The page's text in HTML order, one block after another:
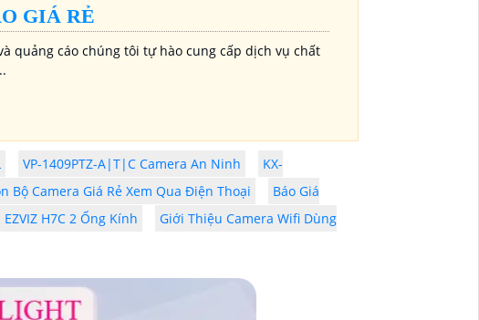
GIÁ RẺ
quảng cáo chúng tôi tự hào cung cấp dịch vụ chất
VP-1409PTZ-A|T|C Camera An Ninh
KX-
Bộ Camera Giá Rẻ Xem Qua Điện Thoại
Báo Giá
H7C 2 Ống Kính
Giới Thiệu Camera Wifi Dùng